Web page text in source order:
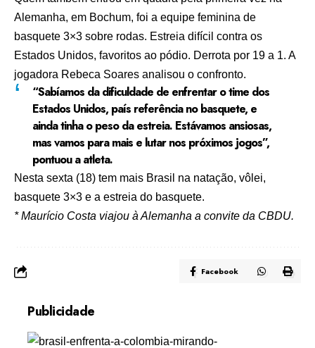
Alemanha, em Bochum, foi a equipe feminina de
basquete 3×3 sobre rodas. Estreia difícil contra os
Estados Unidos, favoritos ao pódio. Derrota por 19 a 1. A
jogadora Rebeca Soares analisou o confronto.
“Sabíamos da dificuldade de enfrentar o time dos
Estados Unidos, país referência no basquete, e
ainda tinha o peso da estreia. Estávamos ansiosas,
mas vamos para mais e lutar nos próximos jogos”,
pontuou a atleta.
Nesta sexta (18) tem mais Brasil na natação, vôlei,
basquete 3×3 e a estreia do basquete.
* Maurício Costa viajou à Alemanha a convite da CBDU.
Facebook
Publicidade